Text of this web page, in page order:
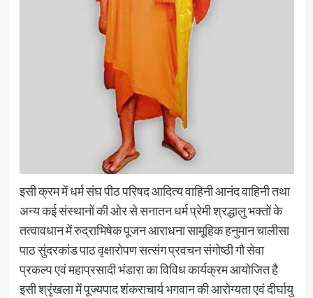
इसी क्रम में धर्म संघ पीठ परिषद आदित्य वाहिनी आनंद वाहिनी तथा
अन्य कई संस्थानों की ओर से सनातन धर्म प्रेमी श्रद्धालु भक्तों के
तत्वावधान में रुद्राभिषेक पूजन आराधना सामूहिक हनुमान चालीसा
पाठ सुंदरकांड पाठ वृक्षारोपण सत्संग प्रवचन संगोष्ठी गौ सेवा
प्रकल्प एवं महाप्रसादी भंडारा का विविध कार्यक्रम आयोजित है
इसी श्रृंखला में पूज्यपाद शंकराचार्य भगवान की आरोग्यता एवं दीर्घायु